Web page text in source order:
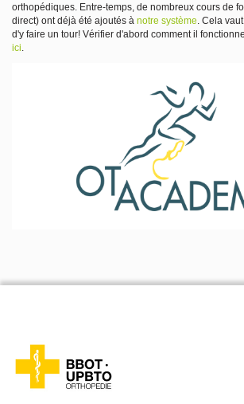
orthopédiques. Entre-temps, de nombreux cours de
direct) ont déjà été ajoutés à notre système. Cela
d'y faire un tour! Vérifier d'abord comment il
ici.